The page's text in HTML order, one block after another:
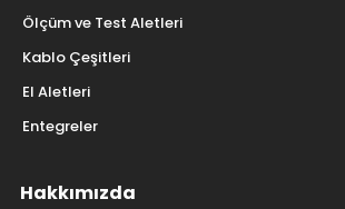
Ölçüm ve Test Aletleri
Kablo Çeşitleri
El Aletleri
Entegreler
Hakkımızda